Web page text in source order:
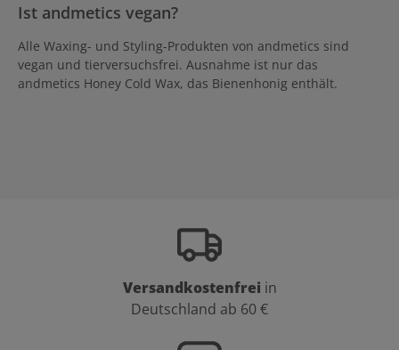
Ist andmetics vegan?
Alle Waxing- und Styling-Produkten von andmetics sind
vegan und tierversuchsfrei. Ausnahme ist nur das
andmetics Honey Cold Wax, das Bienenhonig enthält.
Versandkostenfrei in
Deutschland ab 60 €